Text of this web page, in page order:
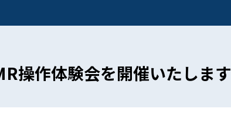
操作体験会を開催いたします